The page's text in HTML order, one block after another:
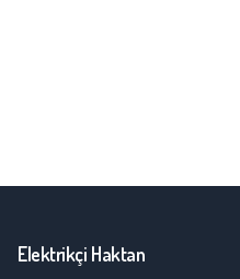
Elektrikçi Haktan